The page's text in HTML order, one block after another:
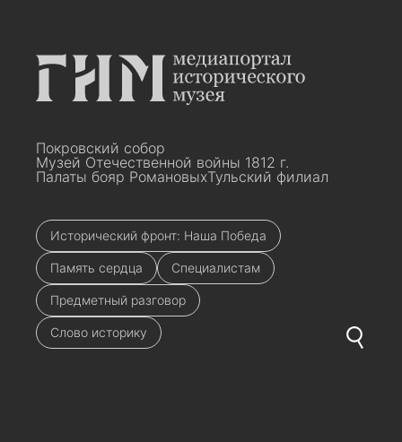
Покровский собор
Музей Отечественной войны 1812 г.
Палаты бояр РомановыхТульский филиал
Исторический фронт: Наша Победа
Память сердца Специалистам
Предметный разговор
Слово историку